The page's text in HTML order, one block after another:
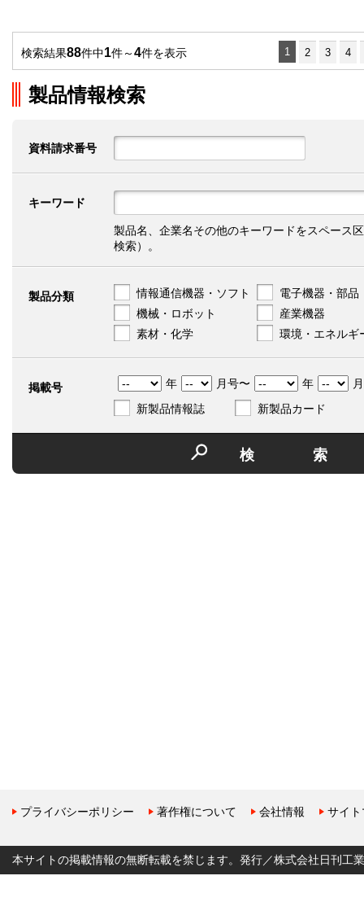
検索結果88件中1件～4件を表示 1 2 3 4
製品情報検索
資料請求番号
キーワード
製品名、企業名その他のキーワードをスペース
検索）。
製品分類 情報通信機器・ソフト
電子機器・部品
機械・ロボット
産業機器
素材・化学
環境・エネルギ
掲載号 年 月号〜 年
新製品情報誌
新製品カード
検
プライバシーポリシー 著作権について 会社情報 サイ
本サイトの掲載情報の無断転載を禁じます。発行／株式会社日刊